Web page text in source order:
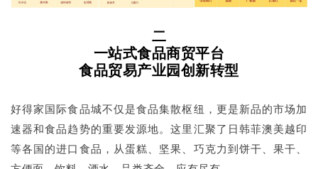
二
一站式食品商贸平台
食品贸易产业园创新转型
好得家国际食品城不仅是食品集散枢纽，更是新品的市场加
速器和食品趋势的重要发源地。这里汇聚了日韩菲澳美越印
等各国的进口食品，从蛋糕、坚果、巧克力到饼干、果干、